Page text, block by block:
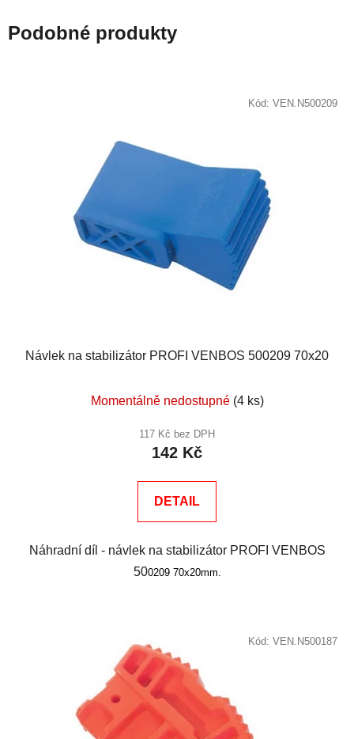
Podobné produkty
Návlek na stabilizátor PROFI VENBOS 500209 70x20
Momentálně nedostupné (4 ks)
117 Kč bez DPH
142 Kč
DETAIL
Náhradní díl - návlek na stabilizátor PROFI VENBOS
500209 70x20mm.
Kód: VEN.N500209
Kód: VEN.N500187